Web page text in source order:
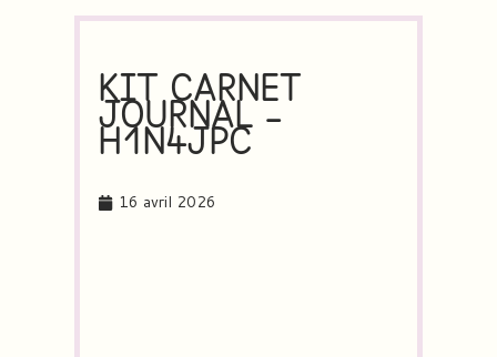
KIT CARNET
JOURNAL –
H1N4JPC
16 avril 2026